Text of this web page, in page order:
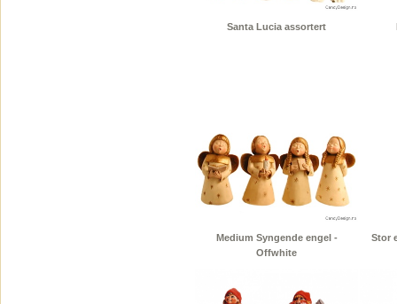
Santa Lucia assortert
Medium Syngende engel -
Offwhite
Stor